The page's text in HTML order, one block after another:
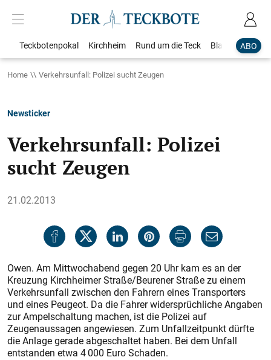
ABO
Teckbotenpokal Kirchheim Rund um die Teck Blaulicht
Home Verkehrsunfall: Polizei sucht Zeugen
Newsticker
Verkehrsunfall: Polizei
sucht Zeugen
21.02.2013
Owen. Am Mittwochabend gegen 20 Uhr kam es an der
Kreuzung Kirchheimer Straße/Beurener Straße zu einem
Verkehrsunfall zwischen den Fahrern eines Transporters
und eines Peugeot. Da die Fahrer widersprüchliche Angaben
zur Ampelschaltung machen, ist die Polizei auf
Zeugenaussagen angewiesen. Zum Unfallzeitpunkt dürfte
die Anlage gerade abgeschaltet haben. Bei dem Unfall
entstanden etwa 4 000 Euro Schaden.